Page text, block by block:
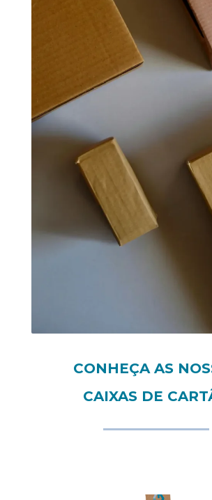
CONHEÇA AS
CAIXAS DE